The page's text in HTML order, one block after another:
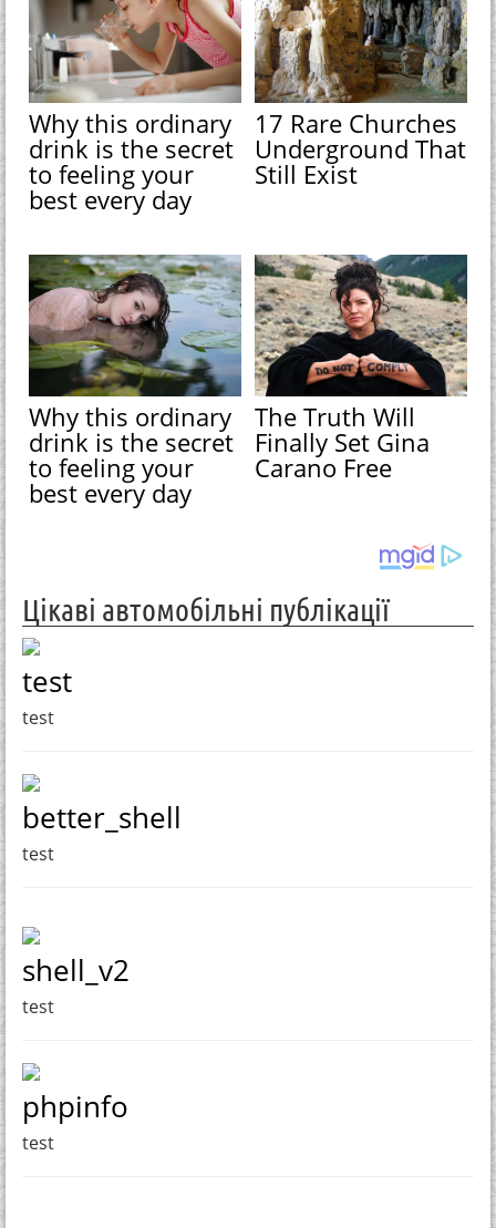
Why this ordinary
drink is the secret
to feeling your
best every day
17 Rare Churches
Underground That
Still Exist
Why this ordinary
drink is the secret
to feeling your
best every day
The Truth Will
Finally Set Gina
Carano Free
Цікаві автомобільні публікації
test
test
better_shell
test
shell_v2
test
phpinfo
test